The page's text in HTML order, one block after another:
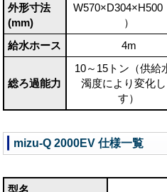
外形寸法
(mm)
W570×D304×H500
）
給水ホース 4m
総ろ過能力
10～15トン（供給
濁度により変化し
す）
mizu-Q 2000EV 仕様一覧
型名